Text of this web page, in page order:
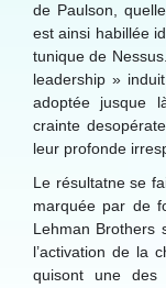
de Paulson,
est ainsi habillée
tunique de
leadership »
adoptée jusque
crainte
leur profonde
Le résultatne se
marquée par de
Lehman Brothers
l’activation de la
quisont une des